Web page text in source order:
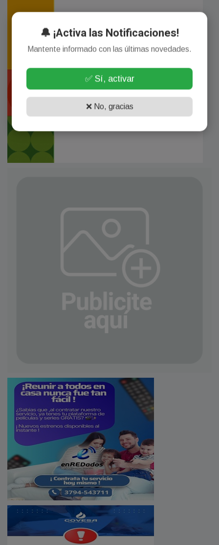
🔔 ¡Activa las Notificaciones!
Mantente informado con las últimas novedades.
✅ Sí, activar
❌ No, gracias